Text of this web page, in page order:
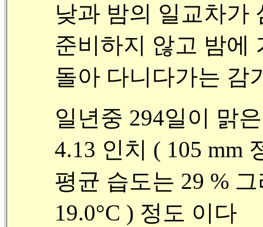
낮과 밤의 일교차가
준비하지 않고 밤에
돌아 다니다가는 감
일년중 294일이 맑
4.13 인치 ( 105 mm
평균 습도는 29 %
19.0°C ) 정도 이다